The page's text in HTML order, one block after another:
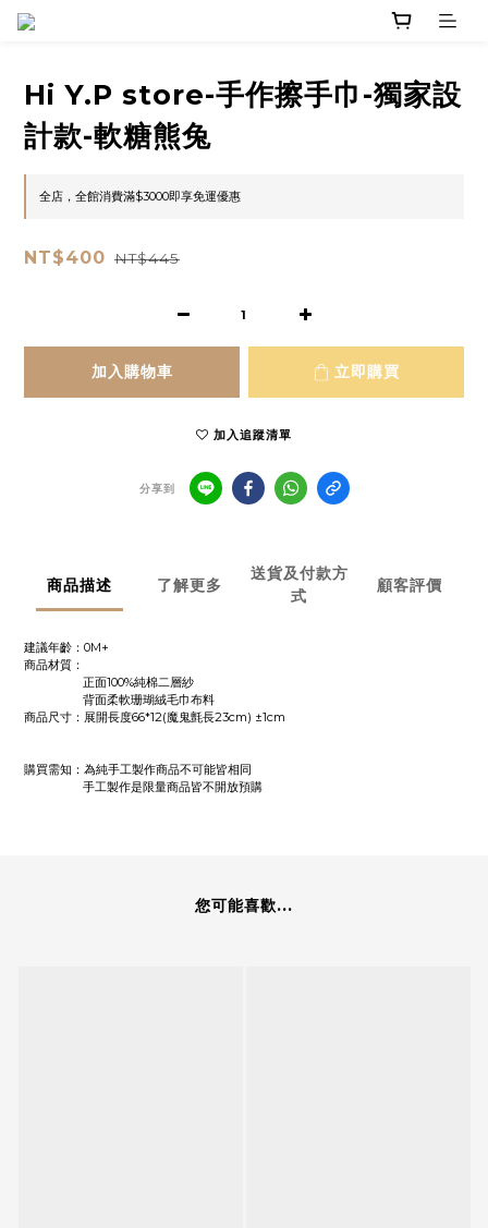
Hi Y.P store-手作擦手巾-獨家設
計款-軟糖熊兔
全店，全館消費滿$3000即享免運優惠
NT$400 NT$445
加入購物車 立即購買
加入追蹤清單
分享到
商品描述 了解更多
送貨及付款方
式
顧客評價
建議年齡：0M+
商品材質：
正面100%純棉二層紗
背面柔軟珊瑚絨毛巾布料
商品尺寸：展開長度66*12(魔鬼氈長23cm) ±1cm
購買需知：為純手工製作商品不可能皆相同
手工製作是限量商品皆不開放預購
您可能喜歡...